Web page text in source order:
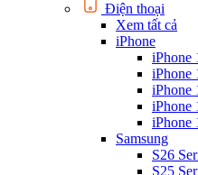
Điện thoại
Xem tất cả
iPhone
iPhone
iPhone
iPhone
iPhone
iPhone
Samsung
S26
S25